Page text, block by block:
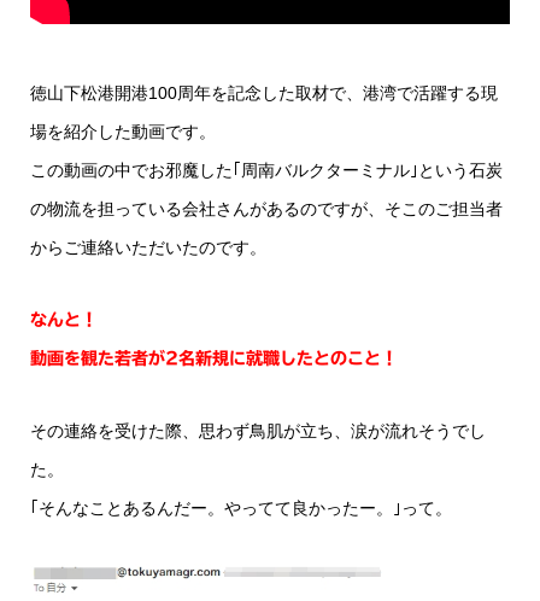
徳山下松港開港100周年を記念した取材で、港湾で活躍する現
場を紹介した動画です。
この動画の中でお邪魔した｢周南バルクターミナル｣という石炭
の物流を担っている会社さんがあるのですが、そこのご担当者
からご連絡いただいたのです。
なんと！
動画を観た若者が2名新規に就職したとのこと！
その連絡を受けた際、思わず鳥肌が立ち、涙が流れそうでし
た。
｢そんなことあるんだー。やってて良かったー。｣って。